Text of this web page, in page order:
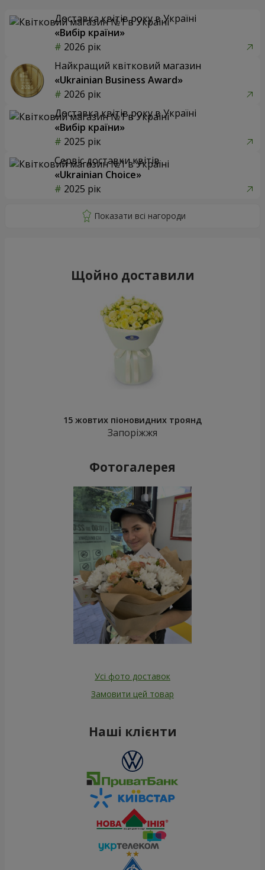
Доставка квітів року в Україні
«Вибір країни»
2026 рік
Найкращий квітковий магазин
«Ukrainian Business Award»
2026 рік
Доставка квітів року в Україні
«Вибір країни»
2025 рік
Сервіс доставки квітів
«Ukrainian Choice»
2025 рік
Щойно доставили
15 жовтих піоновидних троянд
Запоріжжя
Фотогалерея
Усі фото доставок
Замовити цей товар
Наші клієнти